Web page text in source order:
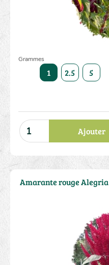
Grammes
1 2.5 5
Ajouter
Amarante rouge Alegria